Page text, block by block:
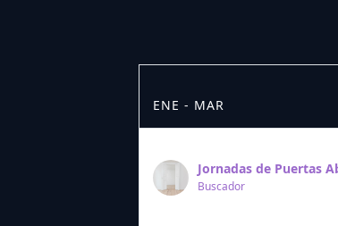
ENE - MAR
Jornadas de Puertas
Buscador